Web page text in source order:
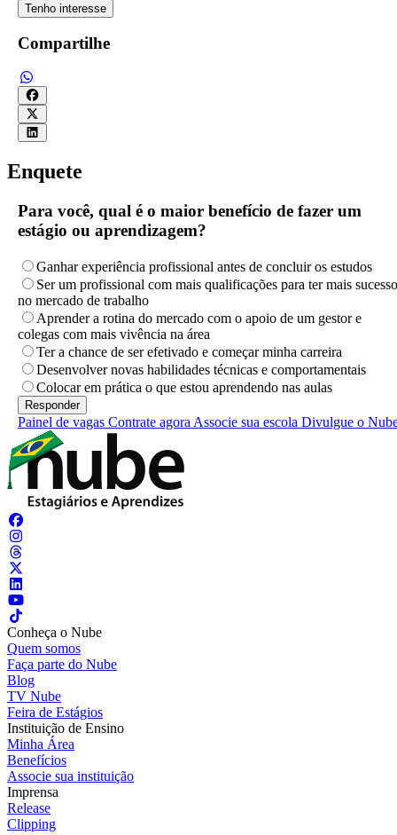
Tenho interesse
Compartilhe
Enquete
Para você, qual é o maior benefício de fazer um
estágio ou aprendizagem?
Ganhar experiência profissional antes de concluir os estudos
Ser um profissional com mais qualificações para ter mais sucesso
no mercado de trabalho
Aprender a rotina do mercado com o apoio de um gestor e
colegas com mais vivência na área
Ter a chance de ser efetivado e começar minha carreira
Desenvolver novas habilidades técnicas e comportamentais
Colocar em prática o que estou aprendendo nas aulas
Painel de vagas Contrate agora Associe sua escola Divulgue o
Conheça o Nube
Quem somos
Faça parte do Nube
Blog
TV Nube
Feira de Estágios
Instituição de Ensino
Minha Área
Benefícios
Associe sua instituição
Imprensa
Release
Clipping